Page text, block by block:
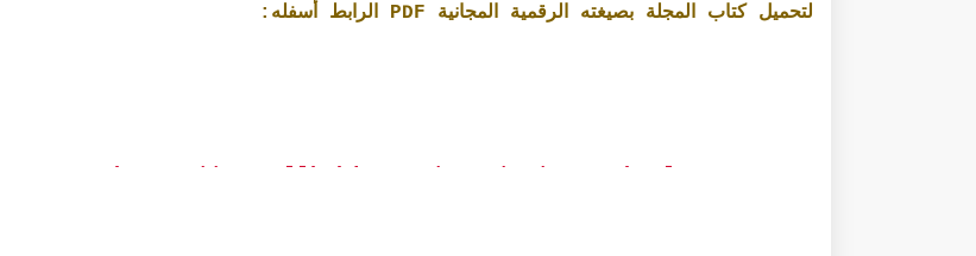
لتحميل كتاب المجلة بصيغته الرقمية المجانية PDF الرابط أسفله:
https://www.allbahit.com/2024/06/32-70.html